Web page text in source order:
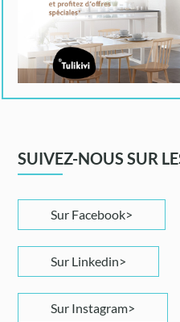
SUIVEZ-NOUS SUR
Sur Facebook
Sur Linkedin
Sur Instagram